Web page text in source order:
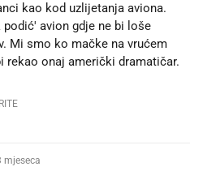
kao kod uzlijetanja aviona.
avion gdje ne bi loše
Mi smo ko mačke na vrućem
rekao onaj američki dramatičar.
mjeseca